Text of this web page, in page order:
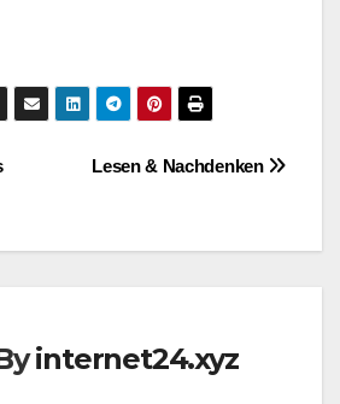
Lesen & Nachdenken
internet24.xyz